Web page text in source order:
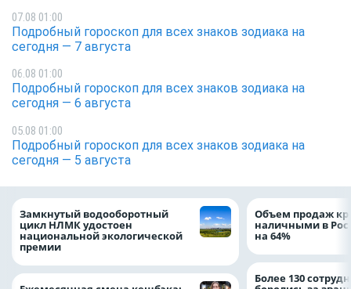
07.08 01:00
Подробный гороскоп для всех знаков зодиака на
сегодня — 7 августа
06.08 01:00
Подробный гороскоп для всех знаков зодиака на
сегодня — 6 августа
05.08 01:00
Подробный гороскоп для всех знаков зодиака на
сегодня — 5 августа
Замкнутый водооборотный
цикл НЛМК удостоен
национальной экологической
премии
Объем продаж
наличными в
на 64%
Более 130